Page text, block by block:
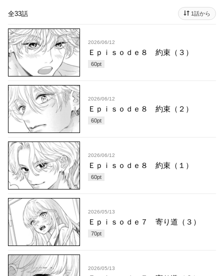
全33話 1話から
2026/06/12
Ｅｐｉｓｏｄｅ８ 約束（３）
60pt
2026/06/12
Ｅｐｉｓｏｄｅ８ 約束（２）
60pt
2026/06/12
Ｅｐｉｓｏｄｅ８ 約束（１）
60pt
2026/05/13
Ｅｐｉｓｏｄｅ７ 寄り道（３）
70pt
2026/05/13